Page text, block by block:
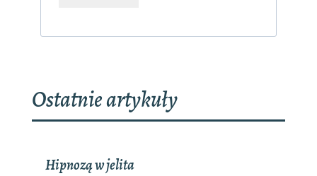
Ostatnie artykuły
Hipnozą w jelita